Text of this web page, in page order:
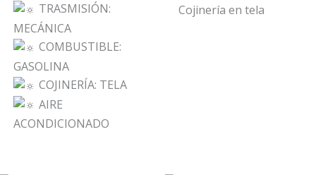
TRASMISIÓN:
MECÁNICA
COMBUSTIBLE:
GASOLINA
COJINERÍA: TELA
AIRE
ACONDICIONADO
Cojinería en tela